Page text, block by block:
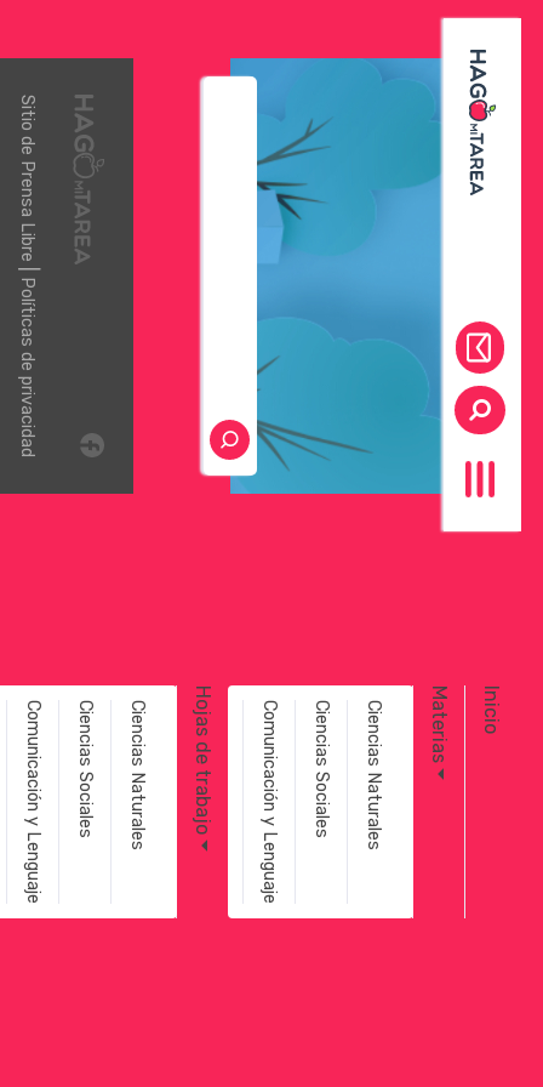
Inicio
Materias
Ciencias Naturales
Ciencias Sociales
Comunicación y Lenguaje
Hojas de trabajo
Ciencias Naturales
Ciencias Sociales
Comunicación y Lenguaje
Toggle navigation
Sitio de
Prensa Libre
|
Políticas de privacidad